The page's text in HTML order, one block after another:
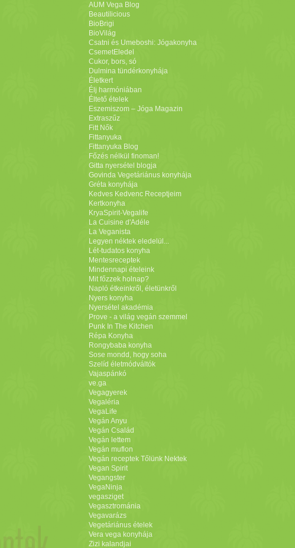
AUM Vega Blog
Beautilicious
BioBrigi
BioVilág
Csatni és Umeboshi: Jógakonyha
CsemetEledel
Cukor, bors, só
Dulmina tündérkonyhája
Életkert
Élj harmóniában
Éltető ételek
Eszemiszom – Jóga Magazin
Extraszűz
Fitt Nők
Fittanyuka
Fittanyuka Blog
Főzés nélkül finoman!
Gitta nyersétel blogja
Govinda Vegetáriánus konyhája
Gréta konyhája
Kedves Kedvenc Receptjeim
Kertkonyha
KryaSpirit-Vegalife
La Cuisine d'Adéle
La Veganista
Legyen néktek eledelül...
Lét-tudatos konyha
Mentesreceptek
Mindennapi ételeink
Mit főzzek holnap?
Napló étkeinkről, életünkről
Nyers konyha
Nyersétel akadémia
Prove - a világ vegán szemmel
Punk In The Kitchen
Répa Konyha
Rongybaba konyha
Sose mondd, hogy soha
Szelíd életmódváltók
Vajaspánkó
ve.ga
Vegagyerek
Vegaléria
VegaLife
Vegán Anyu
Vegán Család
Vegán lettem
Vegán muflon
Vegán receptek Tőlünk Nektek
Vegan Spirit
Vegangster
VegaNinja
vegasziget
Vegasztrománia
Vegavarázs
Vegetáriánus ételek
Vera vega konyhája
Zizi kalandjai